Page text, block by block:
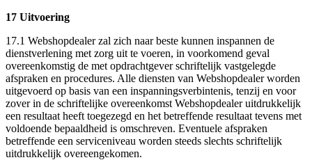
17 Uitvoering
17.1 Webshopdealer zal zich naar beste kunnen inspannen de
dienstverlening met zorg uit te voeren, in voorkomend geval
overeenkomstig de met opdrachtgever schriftelijk vastgelegde
afspraken en procedures. Alle diensten van Webshopdealer worden
uitgevoerd op basis van een inspanningsverbintenis, tenzij en voor
zover in de schriftelijke overeenkomst Webshopdealer uitdrukkelijk
een resultaat heeft toegezegd en het betreffende resultaat tevens met
voldoende bepaaldheid is omschreven. Eventuele afspraken
betreffende een serviceniveau worden steeds slechts schriftelijk
uitdrukkelijk overeengekomen.